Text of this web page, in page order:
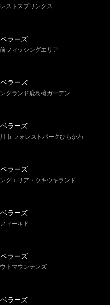
ストスプリングス
ラーズ
フィッシングエリア
ラーズ
グランド鹿島槍ガーデン
ラーズ
市 フォレストパークひらかわ
ラーズ
グエリア・ウキウキランド
ラーズ
ィールド
ラーズ
トマウンテンズ
ラーズ